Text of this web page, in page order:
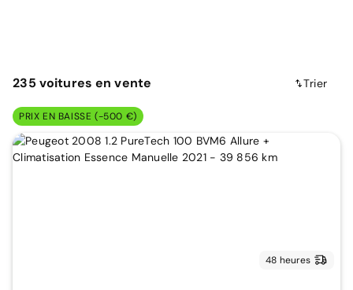
235 voituresen vente Trier
PRIX EN BAISSE (-500 €)
48 heures